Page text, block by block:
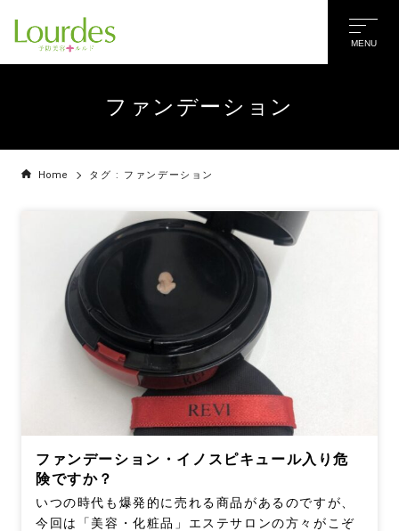
MENU
ファンデーション
Home タグ : ファンデーション
ファンデーション・イノスピキュール入り危
険ですか？
いつの時代も爆発的に売れる商品があるのですが、
今回は「美容・化粧品」エステサロンの方々がこぞ
姓
メール*